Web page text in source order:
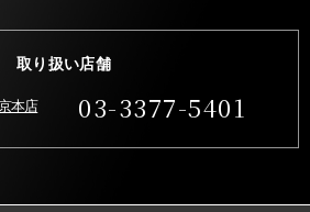
取り扱い店舗
本店 03-3377-5401